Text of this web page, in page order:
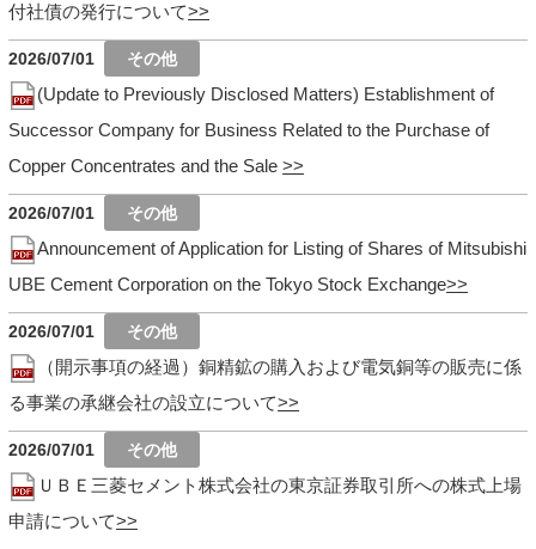
付社債の発行について
2026/07/01
(Update to Previously Disclosed Matters) Establishment of
Successor Company for Business Related to the Purchase of
Copper Concentrates and the Sale
2026/07/01
Announcement of Application for Listing of Shares of Mitsubishi
UBE Cement Corporation on the Tokyo Stock Exchange
2026/07/01
（開示事項の経過）銅精鉱の購入および電気銅等の販売に係
る事業の承継会社の設立について
2026/07/01
ＵＢＥ三菱セメント株式会社の東京証券取引所への株式上場
申請について